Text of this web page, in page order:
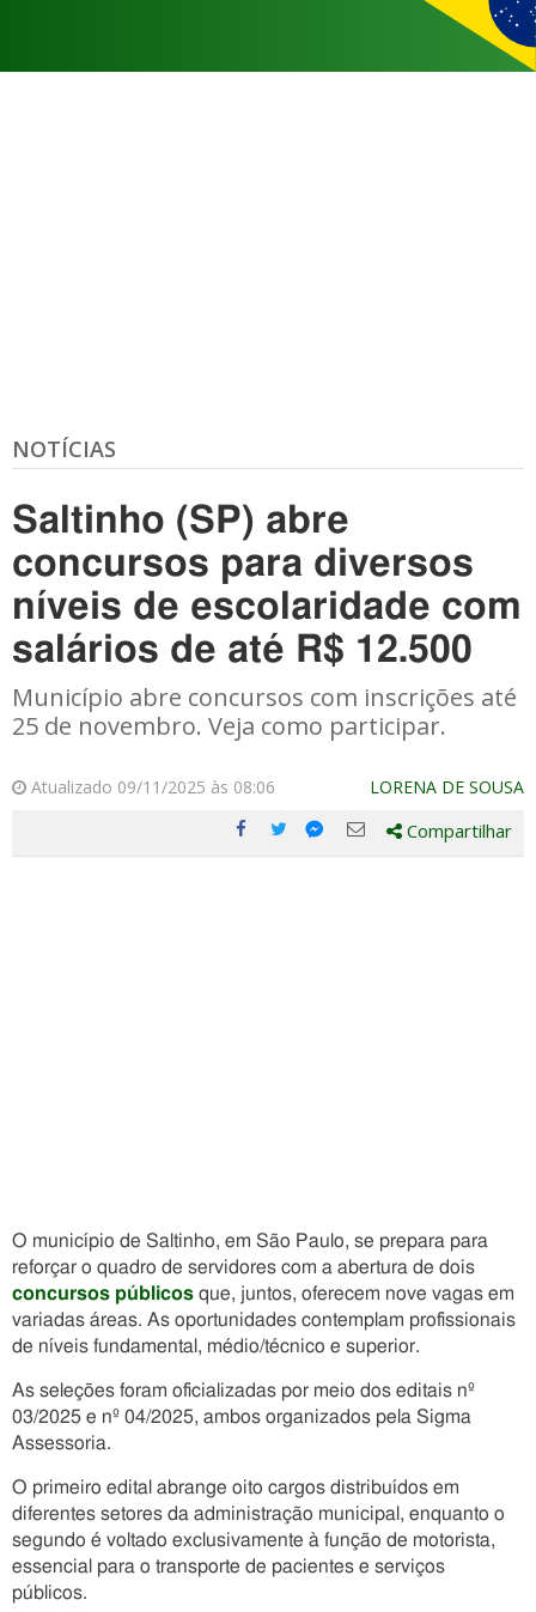
NOTÍCIAS
Saltinho (SP) abre
concursos para diversos
níveis de escolaridade com
salários de até R$ 12.500
Município abre concursos com inscrições até
25 de novembro. Veja como participar.
Atualizado 09/11/2025 às 08:06 LORENA DE SOUSA
Compartilhe
Compartilhe
Compartilhe
Compartilhe
Compartilhar
O município de Saltinho, em São Paulo, se prepara para
reforçar o quadro de servidores com a abertura de dois
concursos públicos que, juntos, oferecem nove vagas em
variadas áreas. As oportunidades contemplam profissionais
de níveis fundamental, médio/técnico e superior.
As seleções foram oficializadas por meio dos editais nº
03/2025 e nº 04/2025, ambos organizados pela Sigma
Assessoria.
O primeiro edital abrange oito cargos distribuídos em
diferentes setores da administração municipal, enquanto o
segundo é voltado exclusivamente à função de motorista,
essencial para o transporte de pacientes e serviços
públicos.